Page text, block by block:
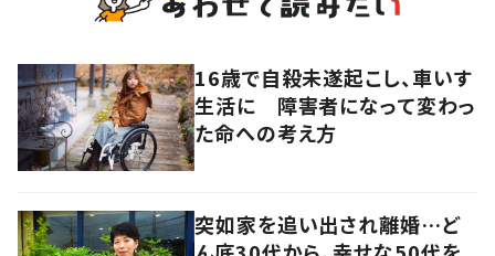
16歳で自殺未遂起こし、車いす
生活に 障害者になって変わっ
た命への考え方
突如家を追い出され離婚…ど